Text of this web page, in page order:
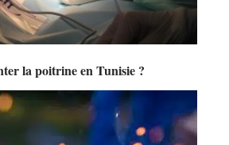
la poitrine en Tunisie ?